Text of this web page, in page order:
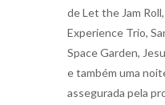
de Let the Jam
Experience Trio,
Space Garden,
e também uma
assegurada pela